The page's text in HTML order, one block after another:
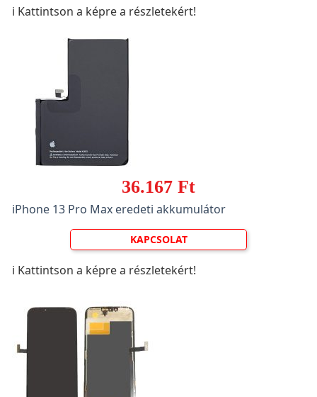
ℹ️ Kattintson a képre a részletekért!
36.167 Ft
iPhone 13 Pro Max eredeti akkumulátor
KAPCSOLAT
ℹ️ Kattintson a képre a részletekért!